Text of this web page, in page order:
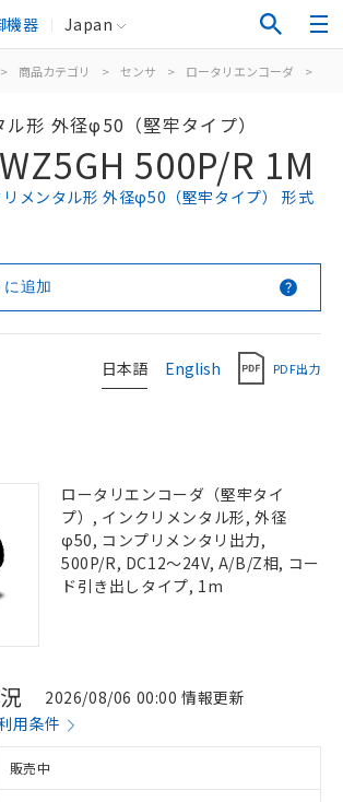
機器 Japan
> 商品カテゴリ > センサ > ロータリエンコーダ >
形 外径φ50（堅牢タイプ）
500P/R 1M
メンタル形 外径φ50（堅牢タイプ） 形式
追加
日本語 English PDF出力
ロータリエンコーダ（堅牢タイ
プ）, インクリメンタル形, 外径
φ50, コンプリメンタリ出力,
500P/R, DC12～24V, A/B/Z相, コー
ド引き出しタイプ, 1m
2026/08/06 00:00 情報更新
用条件
販売中